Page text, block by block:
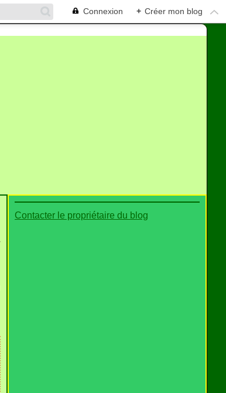
Connexion + Créer mon blog
Contacter le propriétaire du blog